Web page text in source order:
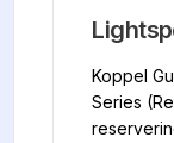
Koppel
Series